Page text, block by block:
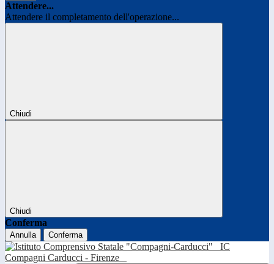
Attendere...
Attendere il completamento dell'operazione...
Chiudi
Chiudi
Conferma
Annulla Conferma
IC
Compagni Carducci - Firenze